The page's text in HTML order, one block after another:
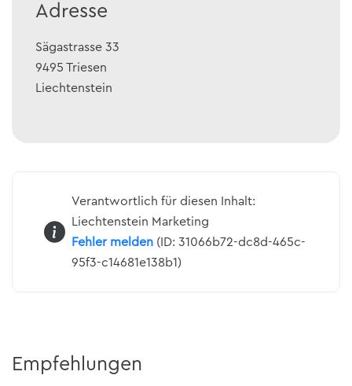
Adresse
Sägastrasse 33
9495 Triesen
Liechtenstein
Verantwortlich für diesen Inhalt:
Liechtenstein Marketing
Fehler melden (ID: 31066b72-dc8d-465c-
95f3-c14681e138b1)
Empfehlungen